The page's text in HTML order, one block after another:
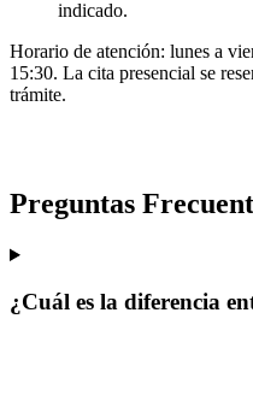
indicado.
Horario de atención: lunes a
15:30. La cita presencial se
trámite.
Preguntas
¿Cuál es la diferencia